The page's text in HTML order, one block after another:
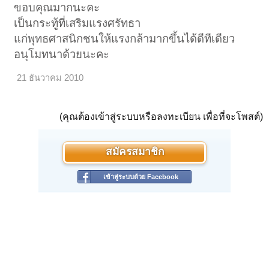
ขอบคุณมากนะคะ
เป็นกระทู้ที่เสริมแรงศรัทธา
แก่พุทธศาสนิกชนให้แรงกล้ามากขึ้นได้ดีทีเดียว
อนุโมทนาด้วยนะคะ
21 ธันวาคม 2010
(คุณต้องเข้าสู่ระบบหรือลงทะเบียน เพื่อที่จะโพสต์)
สมัครสมาชิก
เข้าสู่ระบบด้วย Facebook